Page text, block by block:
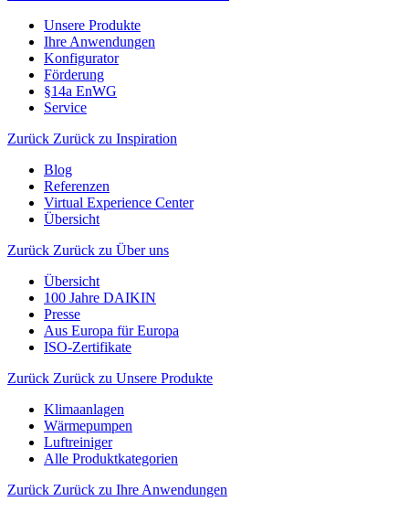
Unsere Produkte
Ihre Anwendungen
Konfigurator
Förderung
§14a EnWG
Service
Zurück Zurück zu Inspiration
Blog
Referenzen
Virtual Experience Center
Übersicht
Zurück Zurück zu Über uns
Übersicht
100 Jahre DAIKIN
Presse
Aus Europa für Europa
ISO-Zertifikate
Zurück Zurück zu Unsere Produkte
Klimaanlagen
Wärmepumpen
Luftreiniger
Alle Produktkategorien
Zurück Zurück zu Ihre Anwendungen